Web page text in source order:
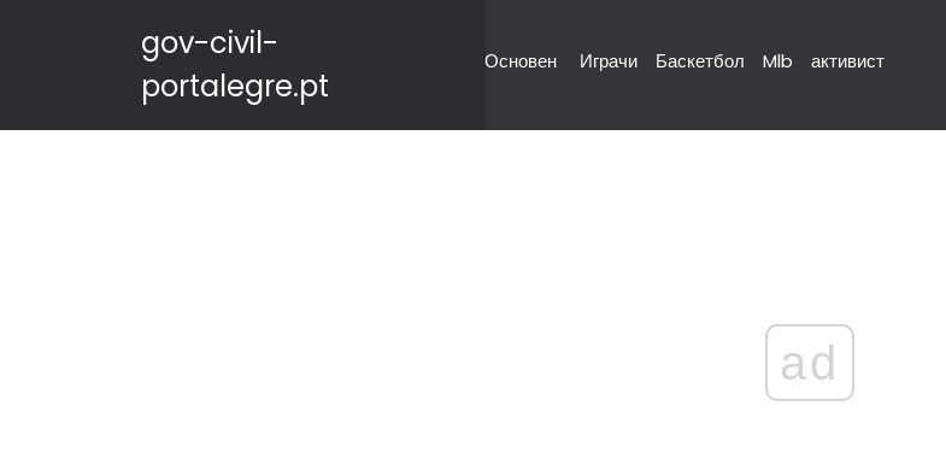
gov-civil-
portalegre.pt
Основен Играчи Баскетбол Mlb активист
ad